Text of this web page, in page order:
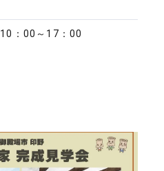
10：00～17：00